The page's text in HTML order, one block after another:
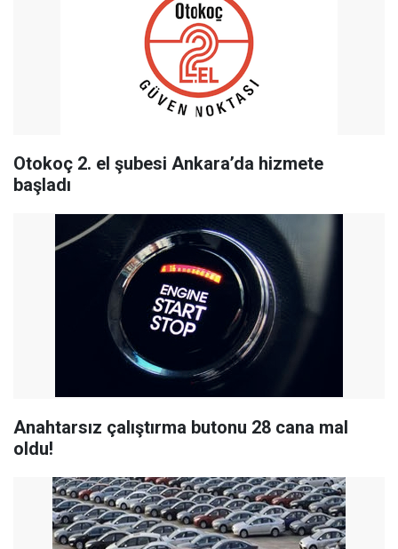
Otokoç 2. el şubesi Ankara’da hizmete
başladı
Anahtarsız çalıştırma butonu 28 cana mal
oldu!